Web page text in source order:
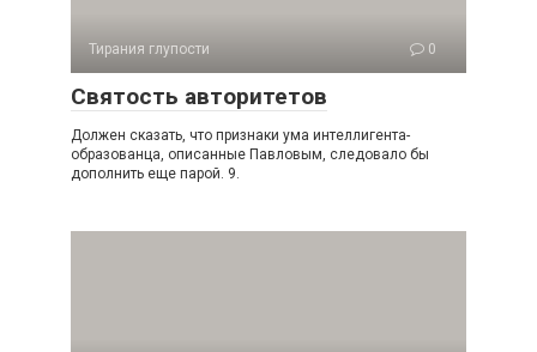
Тирания глупости 0
Святость авторитетов
Должен сказать, что признаки ума интеллигента-
образованца, описанные Павловым, следовало бы
дополнить еще парой. 9.